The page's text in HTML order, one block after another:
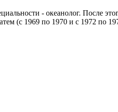
- океанолог. После
(с 1969 по 1970 и с 1972